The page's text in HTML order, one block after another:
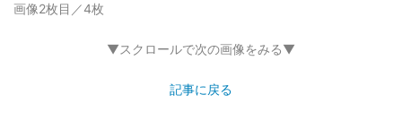
画像2枚目／4枚
▼スクロールで次の画像をみる▼
記事に戻る